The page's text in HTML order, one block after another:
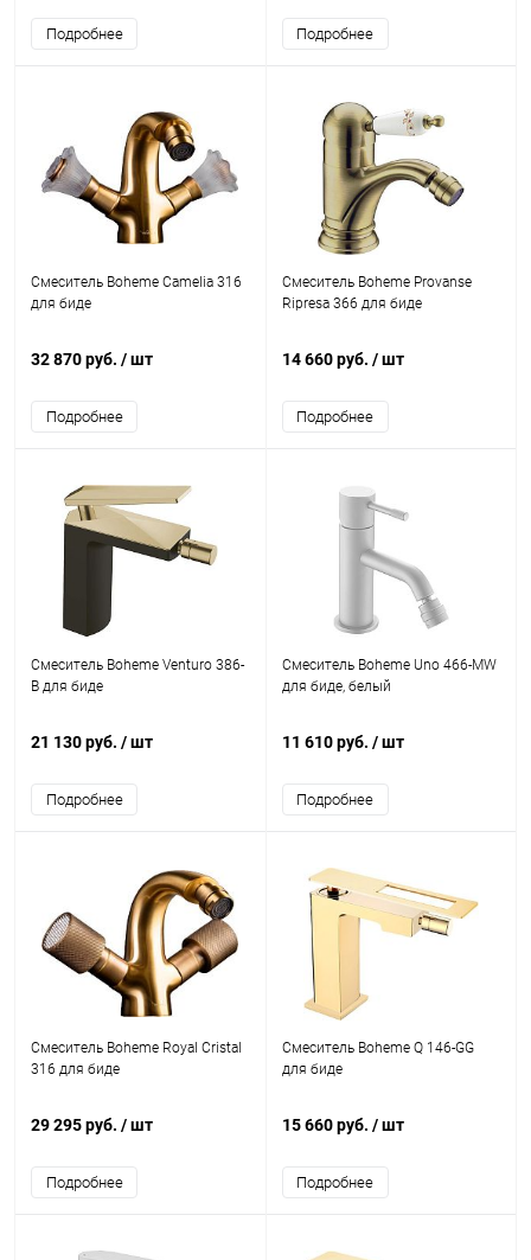
Подробнее Подробнее
Смеситель Boheme Camelia 316
для биде
32 870 руб. / шт
Подробнее
Смеситель Boheme Provanse
Ripresa 366 для биде
14 660 руб. / шт
Подробнее
Смеситель Boheme Venturo 386-
B для биде
21 130 руб. / шт
Подробнее
Смеситель Boheme Uno 466-MW
для биде, белый
11 610 руб. / шт
Подробнее
Смеситель Boheme Royal Cristal
316 для биде
29 295 руб. / шт
Подробнее
Смеситель Boheme Q 146-GG
для биде
15 660 руб. / шт
Подробнее